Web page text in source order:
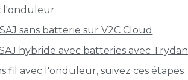
l'onduleur
sans batterie sur V2C Cloud
hybride avec batteries avec Trydan
fil avec l'onduleur, suivez ces étapes :